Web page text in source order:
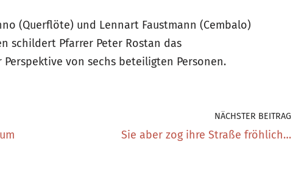
(Querflöte) und Lennart Faustmann (Cembalo)
schildert Pfarrer Peter Rostan das
von sechs beteiligten Personen.
NÄCHSTER BEITRAG
Sie aber zog ihre Straße fröhlich…